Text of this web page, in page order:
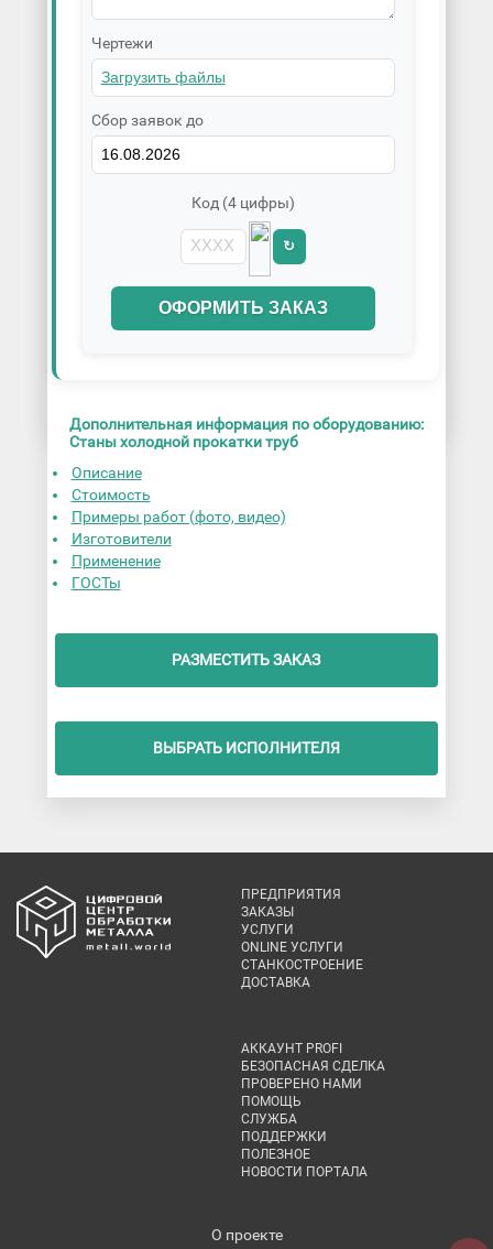
Чертежи
Сбор заявок до
Код (4 цифры)
↻
ОФОРМИТЬ ЗАКАЗ
Дополнительная информация по оборудованию:
Станы холодной прокатки труб
Описание
Стоимость
Примеры работ (фото, видео)
Изготовители
Применение
ГОСТы
РАЗМЕСТИТЬ ЗАКАЗ
ВЫБРАТЬ ИСПОЛНИТЕЛЯ
ПРЕДПРИЯТИЯ
ЗАКАЗЫ
УСЛУГИ
ONLINE УСЛУГИ
СТАНКОСТРОЕНИЕ
ДОСТАВКА
АККАУНТ PROFI
БЕЗОПАСНАЯ СДЕЛКА
ПРОВЕРЕНО НАМИ
ПОМОЩЬ
СЛУЖБА
ПОДДЕРЖКИ
ПОЛЕЗНОЕ
НОВОСТИ ПОРТАЛА
О проекте